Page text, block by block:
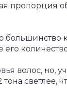
пропорция
его
волос, но,
светлее,